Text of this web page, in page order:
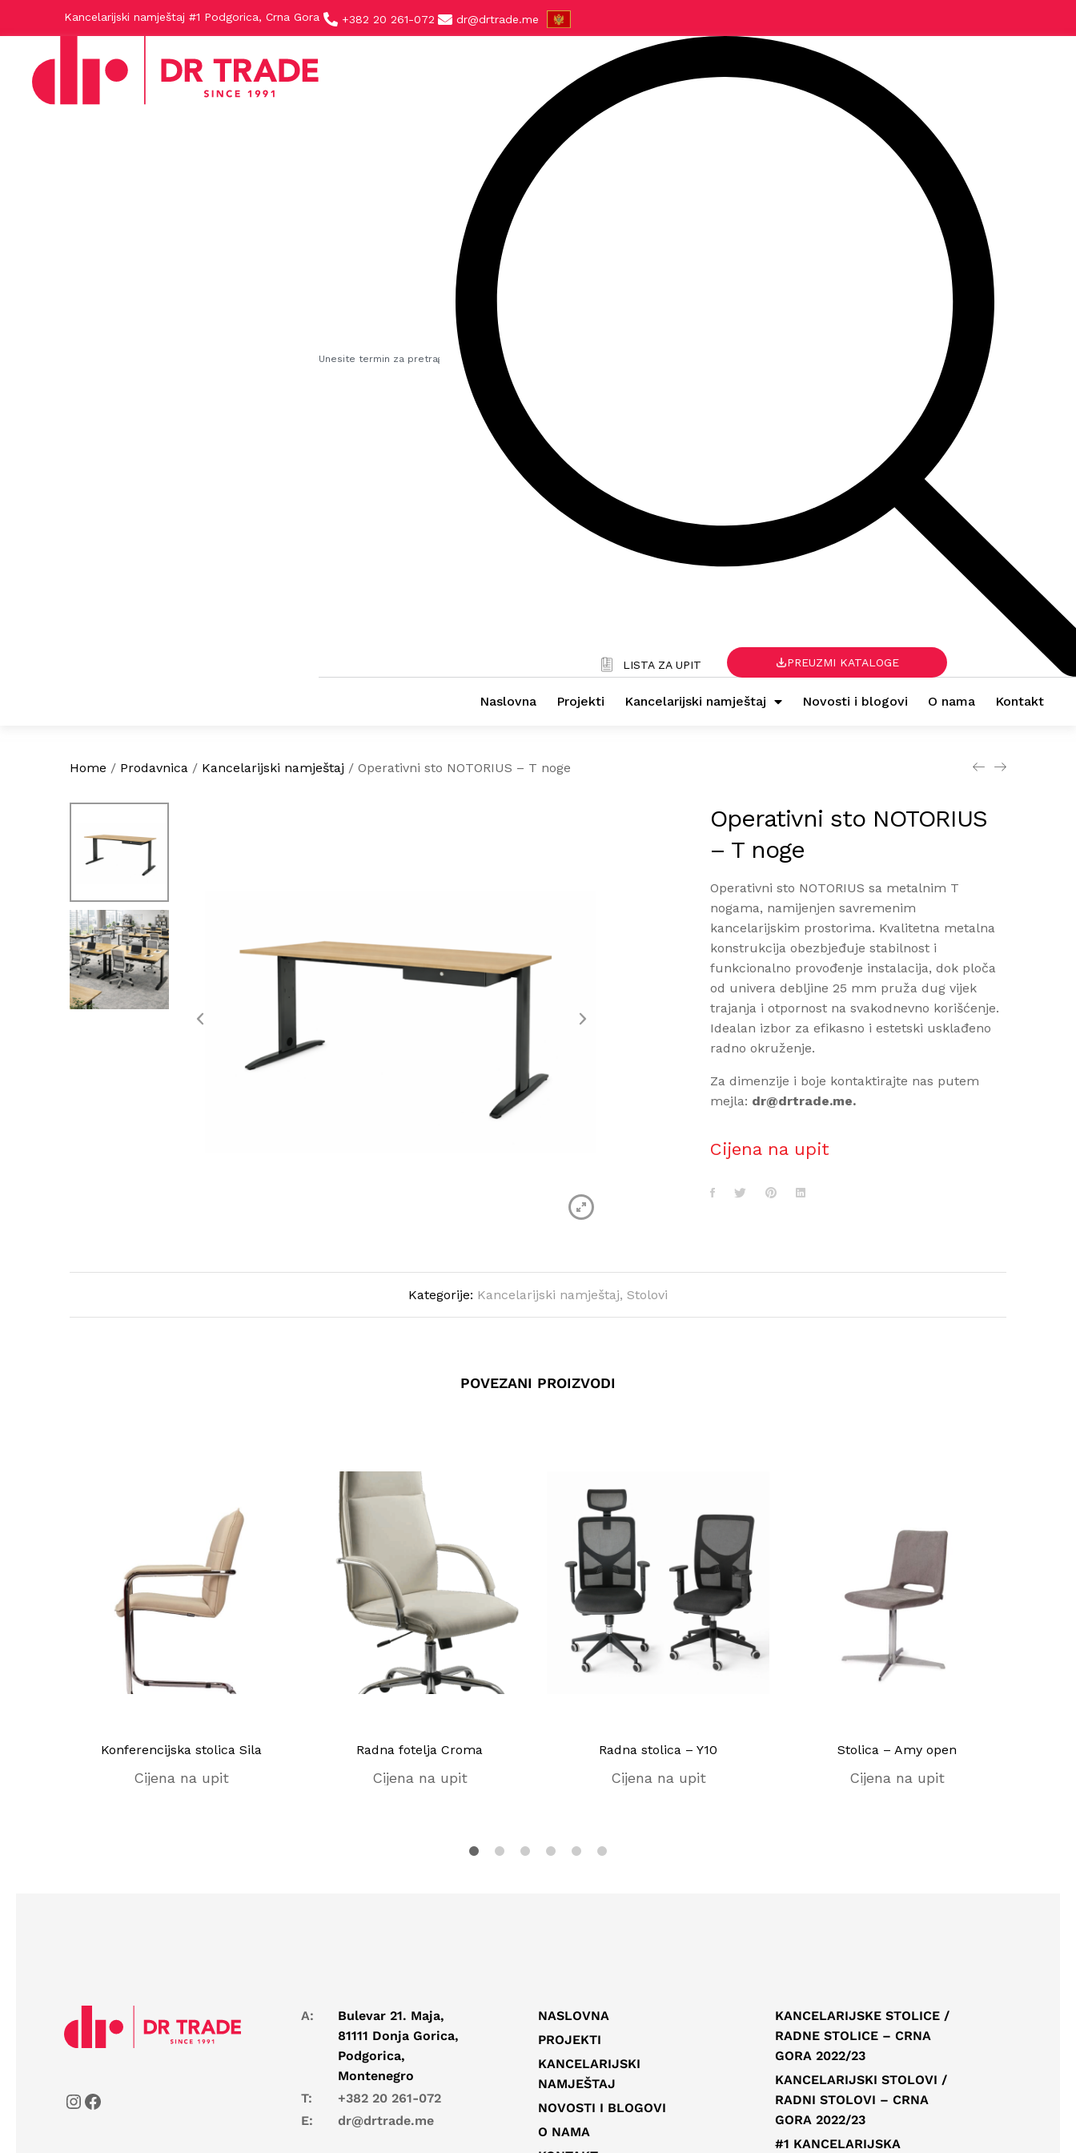
Kancelarijski namještaj #1 Podgorica, Crna Gora +382 20 261-072 dr@drtrade.me
LISTA ZA UPIT PREUZMI KATALOGE
Naslovna Projekti Kancelarijski namještaj Novosti i blogovi O nama Kontakt
Home / Prodavnica / Kancelarijski namještaj / Operativni sto NOTORIUS – T noge
Operativni sto NOTORIUS
– T noge
Operativni sto NOTORIUS sa metalnim T
nogama, namijenjen savremenim
kancelarijskim prostorima. Kvalitetna metalna
konstrukcija obezbjeđuje stabilnost i
funkcionalno provođenje instalacija, dok ploča
od univera debljine 25 mm pruža dug vijek
trajanja i otpornost na svakodnevno korišćenje.
Idealan izbor za efikasno i estetski usklađeno
radno okruženje.
Za dimenzije i boje kontaktirajte nas putem
mejla: dr@drtrade.me.
Cijena na upit
Kategorije: Kancelarijski namještaj, Stolovi
POVEZANI PROIZVODI
Konferencijska stolica Sila
Cijena na upit
Radna fotelja Croma
Cijena na upit
Radna stolica – Y10
Cijena na upit
Stolica – Amy open
Cijena na upit
A:
Bulevar 21. Maja,
81111 Donja Gorica,
Podgorica,
Montenegro
T:
+382 20 261-072
E:
dr@drtrade.me
NASLOVNA
PROJEKTI
KANCELARIJSKI
NAMJEŠTAJ
NOVOSTI I BLOGOVI
O NAMA
KANCELARIJSKE STOLICE /
RADNE STOLICE – CRNA
GORA 2022/23
KANCELARIJSKI STOLOVI /
RADNI STOLOVI – CRNA
GORA 2022/23
#1 KANCELARIJSKA